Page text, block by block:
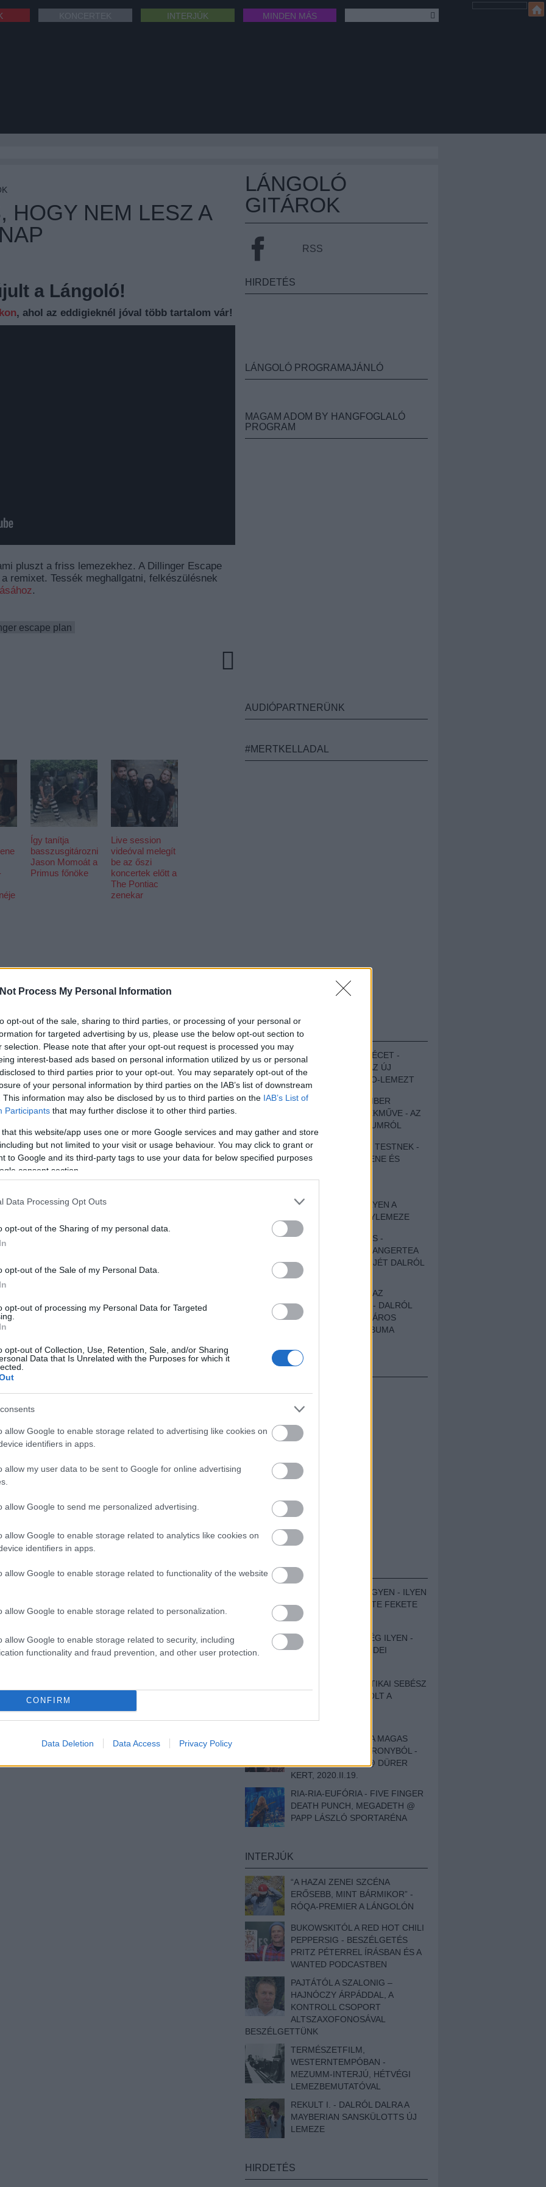
Process My Personal Information
opt-out of the sale, sharing to third parties, or processing of your personal or
for targeted advertising by us, please use the below opt-out section to
selection. Please note that after your opt-out request is processed you may
interest-based ads based on personal information utilized by us or personal
to third parties prior to your opt-out. You may separately opt-out of the
of your personal information by third parties on the IAB’s list of downstream
This information may also be disclosed by us to third parties on the IAB’s List of
Participants that may further disclose it to other third parties.
that this website/app uses one or more Google services and may gather and store
but not limited to your visit or usage behaviour. You may click to grant or
to Google and its third-party tags to use your data for below specified purposes
consent section.
Data Processing Opt Outs
opt-out of the Sharing of my personal data.
opt-out of the Sale of my Personal Data.
opt-out of processing my Personal Data for Targeted
opt-out of Collection, Use, Retention, Sale, and/or Sharing
Data that Is Unrelated with the Purposes for which it
allow Google to enable storage related to advertising like cookies on
identifiers in apps.
allow my user data to be sent to Google for online advertising
allow Google to send me personalized advertising.
allow Google to enable storage related to analytics like cookies on
identifiers in apps.
allow Google to enable storage related to functionality of the website
allow Google to enable storage related to personalization.
allow Google to enable storage related to security, including
functionality and fraud prevention, and other user protection.
CONFIRM
Data Deletion Data Access Privacy Policy
INTERJÚK MINDEN MÁS
HOGY NEM LESZ A
a Lángoló!
, ahol az eddigieknél jóval több tartalom vár!
pluszt a friss lemezekhez. A Dillinger Escape
remixet. Tessék meghallgatni, felkészülésnek
.
escape plan
Így tanítja
basszusgitározni
Jason Momoát a
Primus főnöke
Live session
videóval melegít
be az őszi
koncertek előtt a
The Pontiac
zenekar
minősülnek, értük aszolgáltatás technikai
üzemeltetője semmilyen felelősséget nem vállal, azokat nem
adatvédelmi tájékoztatóban
LÁNGOLÓ
GITÁROK
RSS
HIRDETÉS
LÁNGOLÓ PROGRAMAJÁNLÓ
MAGAM ADOM BY HANGFOGLALÓ
PROGRAM
AUDIÓPARTNERÜNK
#MERTKELLADAL
EZT HALLGASD!
MEGUGROTTÁK A LÉCET -
MEGHALLGATTUK AZ ÚJ
PROTEST THE HERO-LEMEZT
EGY DÜHÖS VÉNEMBER
UNIVERZÁLIS REMEKMŰVE - AZ
ÚJ BOB DYLAN-ALBUMRÓL
ZENE LÉLEKNEK ÉS TESTNEK -
AUTENTIKUS NÉPZENE ÉS
SZOMORKODÁS - ILYEN A
KATATONIA ÚJ NAGYLEMEZE
CROCODILE NERVES -
HALLGASD MEG AZ ANGERTEA
MA MEGJELENT EP-JÉT DALRÓL
DALRA!
A FELELŐSSÉGTŐL AZ
ELLOPOTT FÖLDIG - DALRÓL
DALRA A KÉPZELT VÁROS
SAMIZDAT CÍMŰ ALBUMA
HIRDETÉS
BESZÁMOLÓK
ZENÉS TÁBOR A HEGYEN - ILYEN
VOLT A VÍRUS SZÜLTE FEKETE
ZAJ FESZTIVÁL
SOHA NEM VOLT MÉG ILYEN -
BESZÁMOLÓNK AZ IDEI
EGY HALLÁSPLASZTIKAI SEBÉSZ
NAPLÓJA - ILYEN VOLT A
DOKUMENTUMFILM
MÉLY FÉRFIBÁNAT A MAGAS
ELEFÁNTCSONTTORONYBÓL -
LEPROUS, KLONE @ DÜRER
KERT, 2020.II.19.
RIA-RIA-EUFÓRIA - FIVE FINGER
DEATH PUNCH, MEGADETH @
PAPP LÁSZLÓ SPORTARÉNA
INTERJÚK
“A HAZAI ZENEI SZCÉNA
ERŐSEBB, MINT BÁRMIKOR” -
RÓQA-PREMIER A LÁNGOLÓN
BUKOWSKITÓL A RED HOT CHILI
PEPPERSIG - BESZÉLGETÉS
PRITZ PÉTERREL ÍRÁSBAN ÉS A
WANTED PODCASTBEN
PAJTÁTÓL A SZALONIG –
HAJNÓCZY ÁRPÁDDAL, A
KONTROLL CSOPORT
ALTSZAXOFONOSÁVAL
BESZÉLGETTÜNK
TERMÉSZETFILM,
WESTERNTEMPÓBAN -
MEZUMM-INTERJÚ, HÉTVÉGI
LEMEZBEMUTATÓVAL
REKULT I. - DALRÓL DALRA A
MAYBERIAN SANSKÜLOTTS ÚJ
LEMEZE
HIRDETÉS